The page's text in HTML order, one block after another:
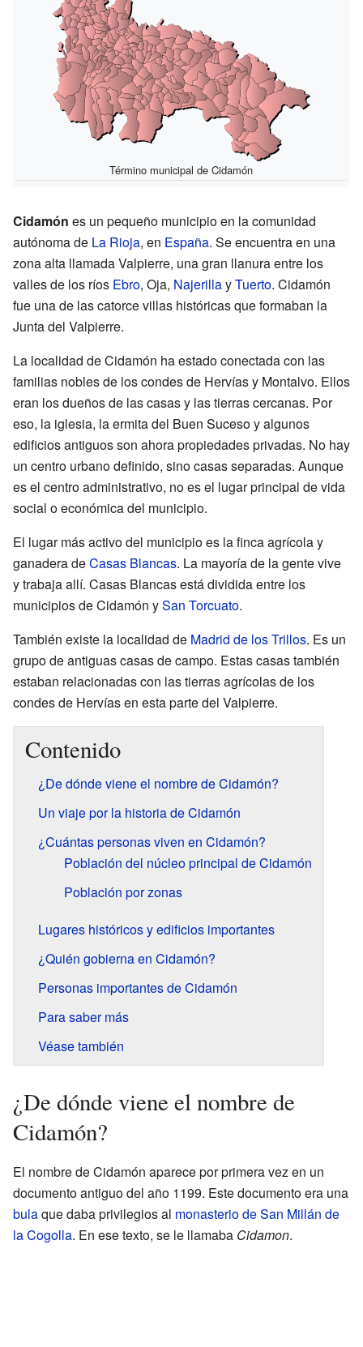
Término municipal de Cidamón
Cidamón es un pequeño municipio en la comunidad
autónoma de La Rioja, en España. Se encuentra en una
zona alta llamada Valpierre, una gran llanura entre los
valles de los ríos Ebro, Oja, NajerillayTuerto. Cidamón
fue una de las catorce villas históricas que formaban la
Junta del Valpierre.
La localidad de Cidamón ha estado conectada con las
familias nobles de los condes de Hervías y Montalvo. Ellos
eran los dueños de las casas y las tierras cercanas. Por
eso, la iglesia, la ermita del Buen Suceso y algunos
edificios antiguos son ahora propiedades privadas. No hay
un centro urbano definido, sino casas separadas. Aunque
es el centro administrativo, no es el lugar principal de vida
social o económica del municipio.
El lugar más activo del municipio es la finca agrícola y
ganadera deCasas Blancas. La mayoría de la gente vive
y trabaja allí. Casas Blancas está dividida entre los
municipios de Cidamón ySan Torcuato.
También existe la localidad de Madrid de los Trillos. Es un
grupo de antiguas casas de campo. Estas casas también
estaban relacionadas con las tierras agrícolas de los
condes de Hervías en esta parte del Valpierre.
Contenido
¿De dónde viene el nombre de Cidamón?
Un viaje por la historia de Cidamón
¿Cuántas personas viven en Cidamón?
Población del núcleo principal de Cidamón
Población por zonas
Lugares históricos y edificios importantes
¿Quién gobierna en Cidamón?
Personas importantes de Cidamón
Para saber más
Véase también
¿De dónde viene el nombre de
Cidamón?
El nombre de Cidamón aparece por primera vez en un
documento antiguo del año 1199. Este documento era una
bulaque daba privilegios al monasterio de San Millán de
la Cogolla. En ese texto, se le llamaba Cidamon.